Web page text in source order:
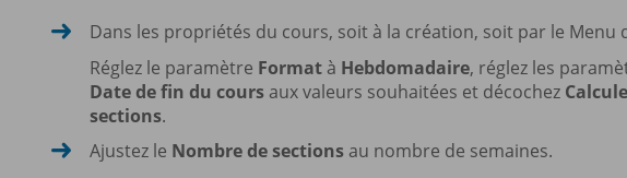
Dans les propriétés du cours, soit à la création, soit par le Menu
Réglez le paramètre Formatà Hebdomadaire, réglez les
Date de fin du coursaux valeurs souhaitées et décochez
sections.
Ajustez le Nombre de sectionsau nombre de semaines.